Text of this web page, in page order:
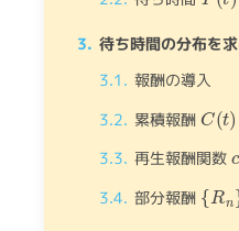
待ち時間の分布を
報酬の導入
累積報酬
(t)
再生報酬関数
部分報酬
{Rn }